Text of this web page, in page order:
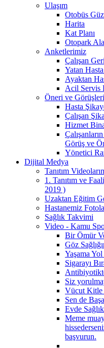
Ulaşım
Otobüs
Harita
Kat Planı
Otopark
Anketlerimiz
Çalışan
Yatan
Ayaktan
Acil Servis
Öneri ve
Hasta
Çalışan
Hizmet
Görüş ve
Yönetici
Dijital Medya
Tanıtım
1. Tanıtım ve
2019 )
Uzaktan Eğitim
Hastanemiz
Sağlık Takvimi
Video - Kamu
Bir Ömür
Göz
Yaşama
Sigarayı
Siz
Vücut Kitle
Sen de
Evde
Meme
başvurun.